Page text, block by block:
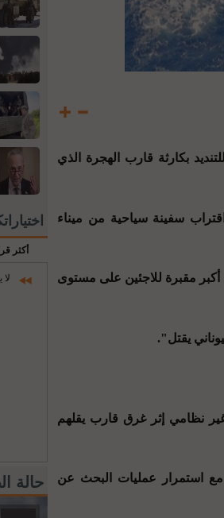
أكثر
حالة
بكارثة قارب الهجرة الذي
سفينة سياحية من ميناء
أكبر مقبرة للاجئين على مستوى
اليونانية مصرع ما لا يقل عن 79 مهاجرا غير نظامي إثر غرق قارب يقلهم
كالاماتا، مع استمرار عمليات البحث عن